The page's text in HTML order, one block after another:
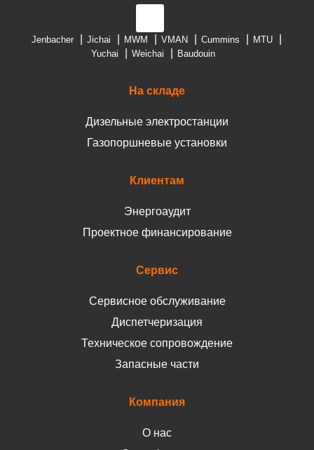
Jenbacher Jichai MWM VMAN Cummins
MTU
Yuchai
Weichai Baudouin
На складе
Дизельные электростанции
Газопоршневые установки
Клиентам
Энергоаудит
Проектное финансирование
Сервис
Сервисное обслуживание
Диспетчеризация
Техническое сопровождение
Запасные части
Компания
О нас